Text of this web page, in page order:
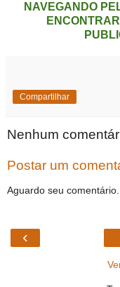
NAVEGANDO
Compartilhar
Nenhum
Postar um
Aguardo seu comentário.
‹